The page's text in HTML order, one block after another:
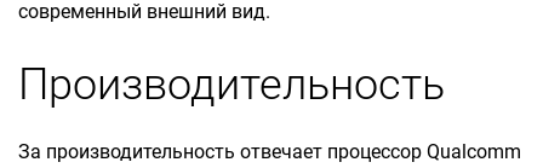
современный внешний вид.
Производительность
За производительность отвечает процессор Qualcomm